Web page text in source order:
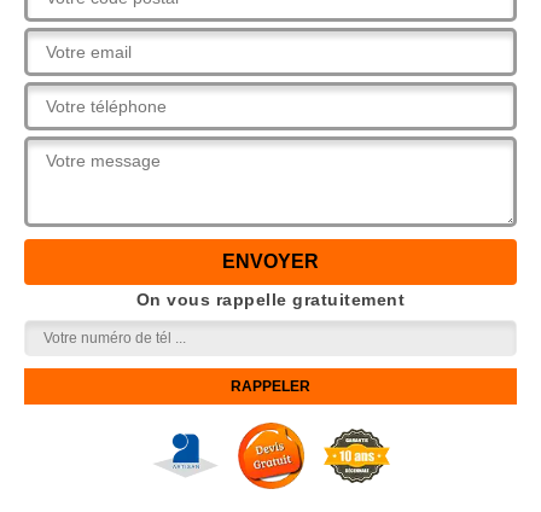
On vous rappelle gratuitement